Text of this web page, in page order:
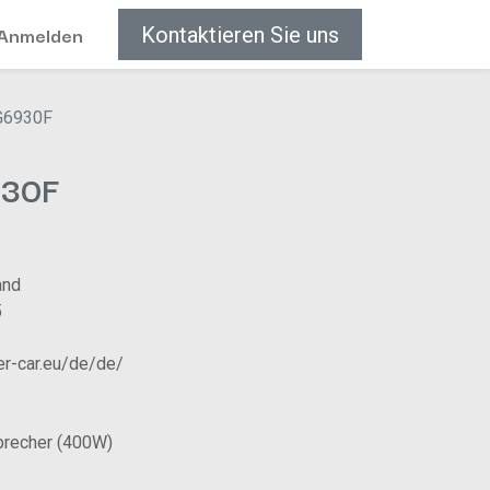
Kontaktieren Sie uns
car.eu/de/de/
(400W)